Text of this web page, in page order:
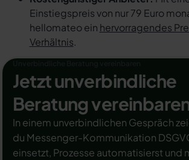
Einstiegspreis von nur 79 Euro
hellomateo ein hervorragendes
Verhältnis.
Jetzt unverbindliche
Beratung
In einem unverbindlichen Gespräch
du Messenger-Kommunikation
einsetzt, Prozesse automatisierst und